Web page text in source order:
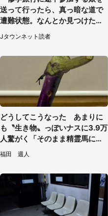
送って行ったら、真っ暗な道で
遭難状態。なんとか見つけた民
家に助けを求めると、住人の男
性が...」
Jタウンネット読者
どうしてこうなった あまりに
も〝生き物〟っぽいナスに3.9万
人驚がく「そのまま精霊馬に使
えそう」
福田 週人